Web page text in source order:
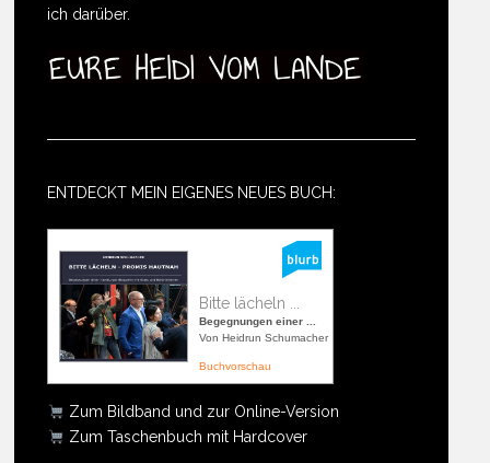
ich darüber.
ENTDECKT MEIN EIGENES NEUES BUCH:
Bitte lächeln ...
Begegnungen einer ...
Von Heidrun Schumacher
Buchvorschau
Zum Bildband und zur Online-Version
Zum Taschenbuch mit Hardcover